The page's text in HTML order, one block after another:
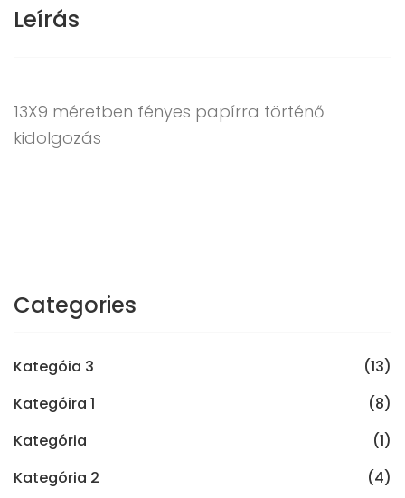
Leírás
13X9 méretben fényes papírra történő
kidolgozás
Categories
Kategóia 3
(13)
Kategóira 1
(8)
Kategória
(1)
Kategória 2
(4)